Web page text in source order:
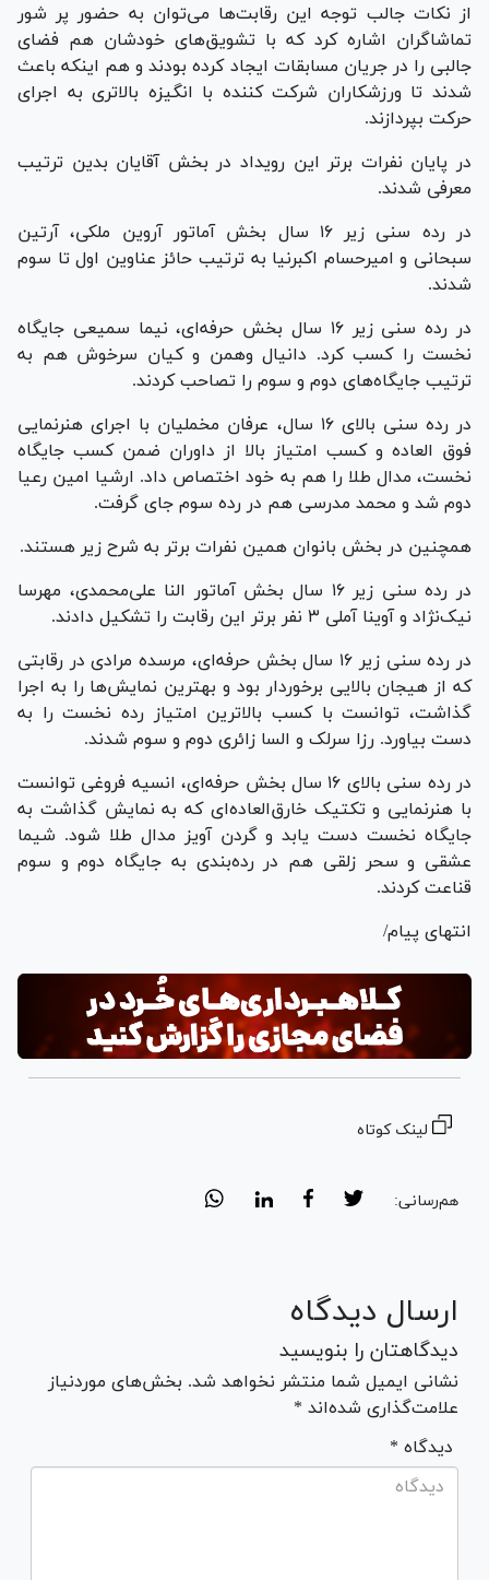
از نکات جالب توجه این رقابت‌ها می‌توان به حضور پر شور
تماشاگران اشاره کرد که با تشویق‌های خودشان هم فضای
جالبی را در جریان مسابقات ایجاد کرده بودند و هم اینکه باعث
شدند تا ورزشکاران شرکت کننده با انگیزه بالاتری به اجرای
حرکت بپردازند.
در پایان نفرات برتر این رویداد در بخش آقایان بدین ترتیب
معرفی شدند.
در رده سنی زیر ۱۶ سال بخش آماتور آروین ملکی، آرتین
سبحانی و امیرحسام اکبرنیا به ترتیب حائز عناوین اول تا سوم
شدند.
در رده سنی زیر ۱۶ سال بخش حرفه‌ای، نیما سمیعی جایگاه
نخست را کسب کرد. دانیال وهمن و کیان سرخوش هم به
ترتیب جایگاه‌های دوم و سوم را تصاحب کردند.
در رده سنی بالای ۱۶ سال، عرفان مخملیان با اجرای هنرنمایی
فوق العاده و کسب امتیاز بالا از داوران ضمن کسب جایگاه
نخست، مدال طلا را هم به خود اختصاص داد. ارشیا امین رعیا
دوم شد و محمد مدرسی هم در رده سوم جای گرفت.
همچنین در بخش بانوان همین نفرات برتر به شرح زیر هستند.
در رده سنی زیر ۱۶ سال بخش آماتور النا علی‌محمدی، مهرسا
نیک‌نژاد و آوینا آملی ۳ نفر برتر این رقابت را تشکیل دادند.
در رده سنی زیر ۱۶ سال بخش حرفه‌ای، مرسده مرادی در رقابتی
که از هیجان بالایی برخوردار بود و بهترین نمایش‌ها را به اجرا
گذاشت، توانست با کسب بالاترین امتیاز رده نخست را به
دست بیاورد. رزا سرلک و السا زائری دوم و سوم شدند.
در رده سنی بالای ۱۶ سال بخش حرفه‌ای، انسیه فروغی توانست
با هنرنمایی و تکتیک خارق‌العاده‌ای که به نمایش گذاشت به
جایگاه نخست دست یابد و گردن آویز مدال طلا شود. شیما
عشقی و سحر زلقی هم در رده‌بندی به جایگاه دوم و سوم
قناعت کردند.
انتهای پیام/
لینک کوتاه
هم‌رسانی:
ارسال دیدگاه
دیدگاهتان را بنویسید
نشانی ایمیل شما منتشر نخواهد شد. بخش‌های موردنیاز
علامت‌گذاری شده‌اند *
* دیدگاه